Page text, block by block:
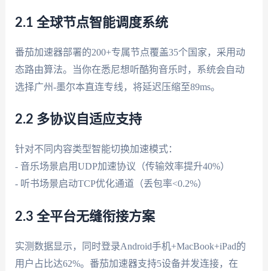
2.1 全球节点智能调度系统
番茄加速器部署的200+专属节点覆盖35个国家，采用动
态路由算法。当你在悉尼想听酷狗音乐时，系统会自动
选择广州-墨尔本直连专线，将延迟压缩至89ms。
2.2 多协议自适应支持
针对不同内容类型智能切换加速模式：
- 音乐场景启用UDP加速协议（传输效率提升40%）
- 听书场景启动TCP优化通道（丢包率<0.2%）
2.3 全平台无缝衔接方案
实测数据显示，同时登录Android手机+MacBook+iPad的
用户占比达62%。番茄加速器支持5设备并发连接，在